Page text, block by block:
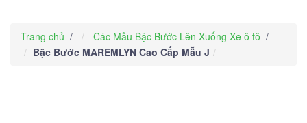
Trang chủ / Các Mẫu Bậc Bước Lên Xuống Xe ô tô /
Bậc Bước MAREMLYN Cao Cấp Mẫu J